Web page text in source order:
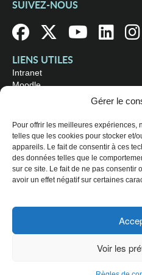
Gérer le
Pour offrir les meilleures expériences,
telles que les cookies pour stocker et/
appareils. Le fait de consentir à ces
des données telles que le
sur ce site. Le fait de ne pas consentir
avoir un effet négatif sur certaines
Voir les
SUIVEZ-NOUS
LIENS UTILES
Intranet
Moodle
OÙ NOUS TROUVER
Campus principal
3800, rue Sherbrooke Est
Montréal (Québec) H1X 2A2
Consultez lesheures d'ouverture
© 2026 Collège de Maisonneuve. Tous